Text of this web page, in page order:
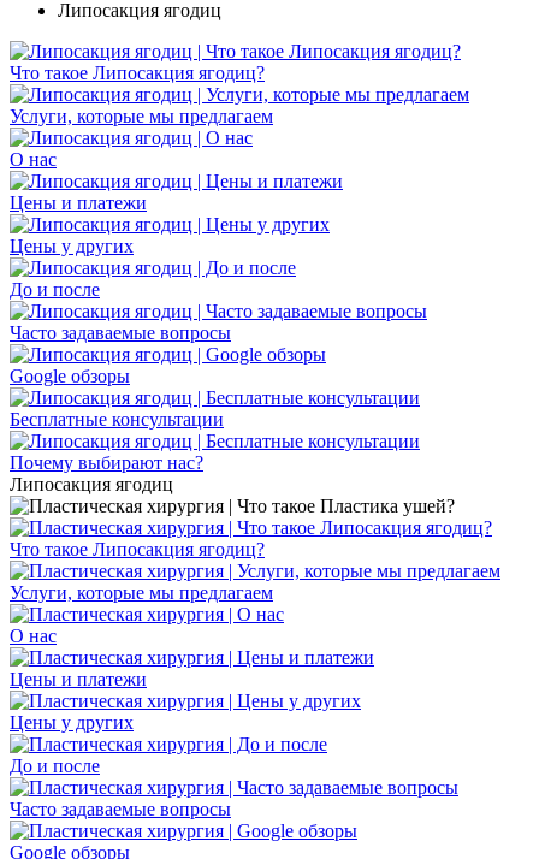
Липосакция ягодиц
Что такое Липосакция ягодиц?
Услуги, которые мы предлагаем
О нас
Цены и платежи
Цены у других
До и после
Часто задаваемые вопросы
Google обзоры
Бесплатные консультации
Почему выбирают нас?
Липосакция ягодиц
Что такое Липосакция ягодиц?
Услуги, которые мы предлагаем
О нас
Цены и платежи
Цены у других
До и после
Часто задаваемые вопросы
Google обзоры